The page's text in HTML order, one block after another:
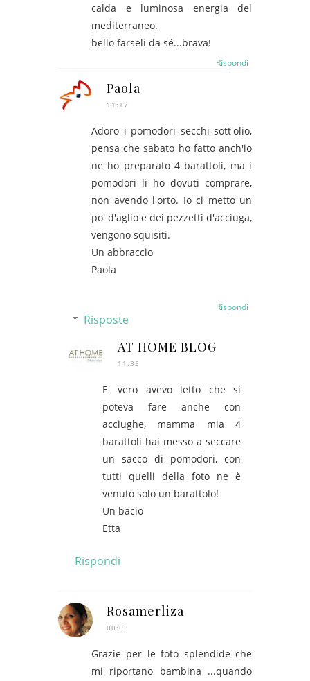
calda e luminosa energia del
mediterraneo.
bello farseli da sé...brava!
Rispondi
Paola
11:17
Adoro i pomodori secchi sott'olio,
pensa che sabato ho fatto anch'io
ne ho preparato 4 barattoli, ma i
pomodori li ho dovuti comprare,
non avendo l'orto. Io ci metto un
po' d'aglio e dei pezzetti d'acciuga,
vengono squisiti.
Un abbraccio
Paola
Rispondi
Risposte
AT HOME BLOG
11:35
E' vero avevo letto che si
poteva fare anche con
acciughe, mamma mia 4
barattoli hai messo a seccare
un sacco di pomodori, con
tutti quelli della foto ne è
venuto solo un barattolo!
Un bacio
Etta
Rispondi
Rosamerliza
00:03
Grazie per le foto splendide che
mi riportano bambina ...quando